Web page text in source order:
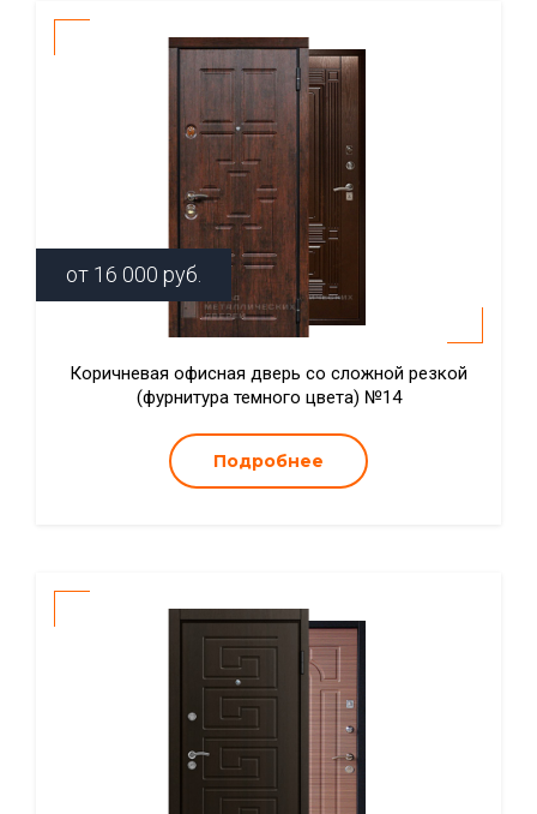
от 16 000 руб.
Коричневая офисная дверь со сложной резкой
(фурнитура темного цвета) №14
Подробнее